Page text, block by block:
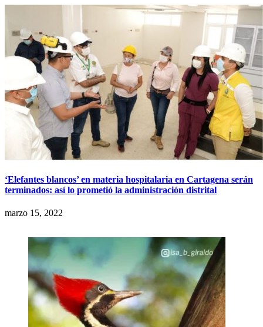
‘Elefantes blancos’ en materia hospitalaria en Cartagena serán
terminados: así lo prometió la administración distrital
marzo 15, 2022